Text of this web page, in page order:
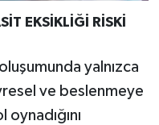
EKSİKLİĞİ RİSKİ
yalnızca
ve beslenmeye